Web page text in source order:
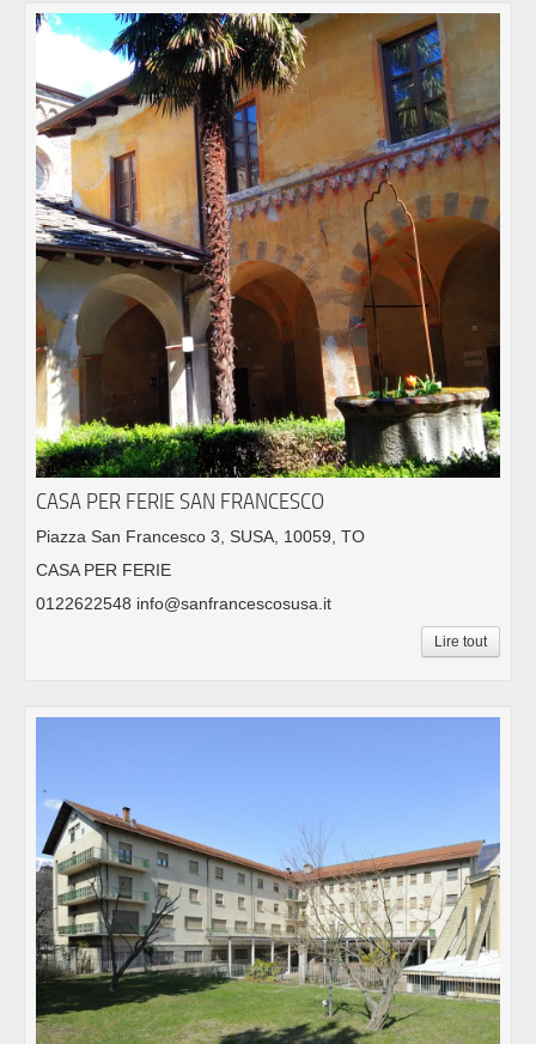
CASA PER FERIE SAN FRANCESCO
Piazza San Francesco 3, SUSA, 10059, TO
CASA PER FERIE
0122622548 info@sanfrancescosusa.it
Lire tout